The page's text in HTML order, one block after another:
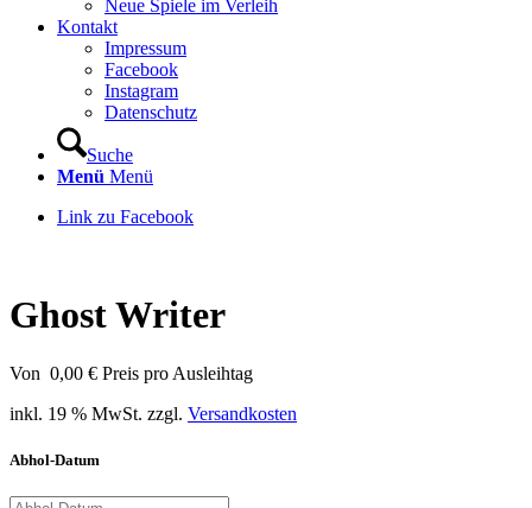
Neue Spiele im Verleih
Kontakt
Impressum
Facebook
Instagram
Datenschutz
Suche
Menü Menü
Link zu Facebook
Ghost Writer
Von 0,00 € Preis pro Ausleihtag
inkl. 19 % MwSt. zzgl. Versandkosten
Abhol-Datum